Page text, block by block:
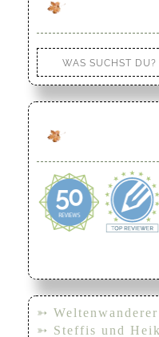
➳ Weltenwanderer
➳ Steffis und